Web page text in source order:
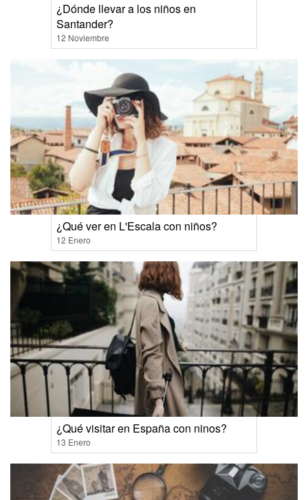
¿Dónde llevar a los niños en
Santander?
12 Noviembre
¿Qué ver en L'Escala con niños?
12 Enero
¿Qué visitar en España con ninos?
13 Enero